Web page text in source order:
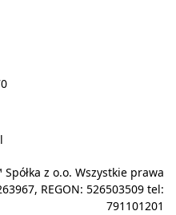
z o.o. Wszystkie prawa
REGON: 526503509 tel:
791101201